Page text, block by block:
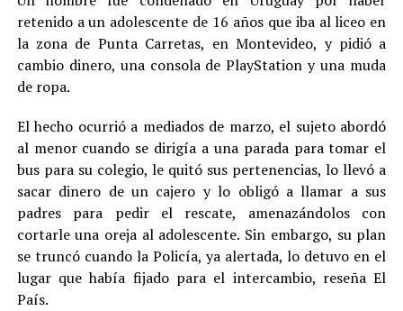
retenido a un adolescente de 16 años que iba al liceo en
la zona de Punta Carretas, en Montevideo, y pidió a
cambio dinero, una consola de PlayStation y una muda
de ropa.
El hecho ocurrió a mediados de marzo, el sujeto abordó
al menor cuando se dirigía a una parada para tomar el
bus para su colegio, le quitó sus pertenencias, lo llevó a
sacar dinero de un cajero y lo obligó a llamar a sus
padres para pedir el rescate, amenazándolos con
cortarle una oreja al adolescente. Sin embargo, su plan
se truncó cuando la Policía, ya alertada, lo detuvo en el
lugar que había fijado para el intercambio, reseña El
País.